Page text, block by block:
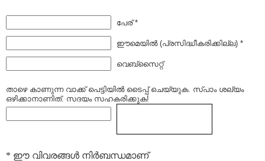
പേര് *
ഈമെയില്‍ (പ്രസിദ്ധീകരിക്കില്ല) *
വെബ്സൈറ്റ്
താഴെ കാണുന്ന വാക്ക് പെട്ടിയില്‍ ടൈപ്പ്‌ ചെയ്യുക. സ്പാം ശല്യം
ഒഴിക്കാനാണിത്. സദയം സഹകരിക്കുക!
* ഈ വിവരങ്ങള്‍ നിര്‍ബന്ധമാണ്